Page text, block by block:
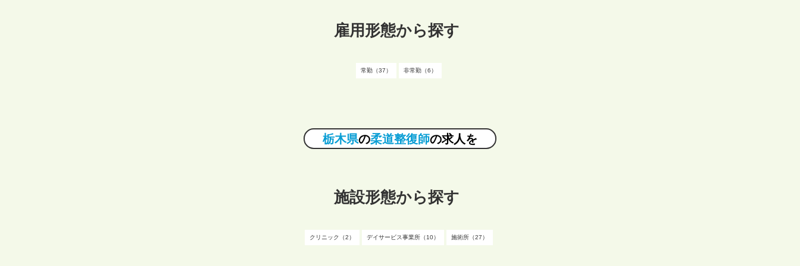
雇用形態から探す
常勤（37） 非常勤（6）
栃木県の柔道整復師の求人を
施設形態から探す
クリニック（2） デイサービス事業所（10） 施術所（27）